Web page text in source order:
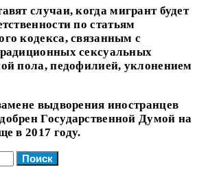
случаи, когда мигрант будет
по статьям
кодекса, связанным с
сексуальных
пола, педофилией, уклонением
выдворения иностранцев
Государственной Думой на
в 2017 году.